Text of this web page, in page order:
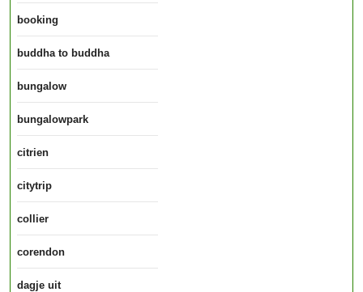
booking
buddha to buddha
bungalow
bungalowpark
citrien
citytrip
collier
corendon
dagje uit